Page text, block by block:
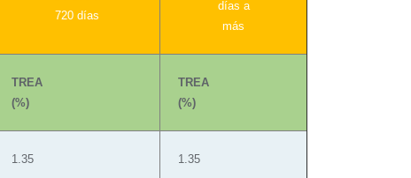
720 días
días a
más
TREA
(%)
TREA
(%)
1.35 1.35